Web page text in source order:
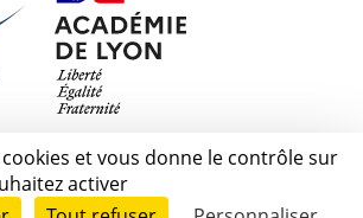
et vous donne le contrôle sur
activer